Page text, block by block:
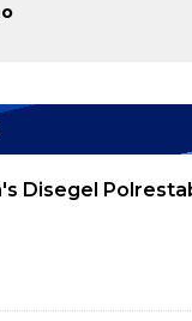
Disegel